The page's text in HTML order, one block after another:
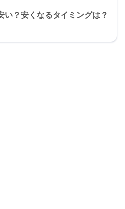
い？安くなるタイミングは？